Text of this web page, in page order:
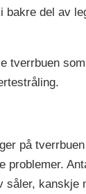
del av
tverrbuen
på
kanskje